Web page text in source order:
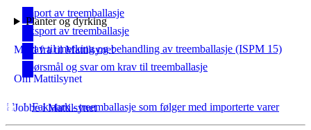
Planter og dyrking
Meld fra til Mattilsynet
Om Mattilsynet
Jobbe i Mattilsynet
Import av treemballasje
Eksport av treemballasje
Krav til merking og behandling av treemballasje (ISPM 15)
Spørsmål og svar om krav til treemballasje
Faktaark - treemballasje som følger med importerte varer